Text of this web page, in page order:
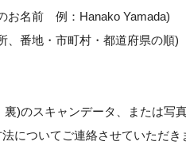
お名前 例：Hanako Yamada)
、番地・市町村・都道府県の順)
)のスキャンデータ、または写
についてご連絡させていただき